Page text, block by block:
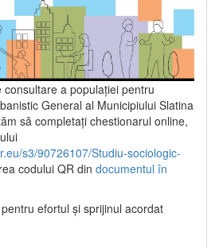
a populaţiei pentru
General al Municipiului Slatina
să completați chestionarul online,
s3/90726107/Studiu-sociologic-
codului QR din documentul în
efortul şi sprijinul acordat